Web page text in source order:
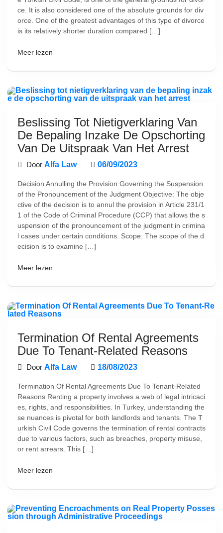
ce. It is also considered one of the absolute grounds for div
orce. One of the greatest advantages of this type of divorce
is its relatively shorter duration compared […]
Meer lezen
Beslissing Tot Nietigverklaring Van
De Bepaling Inzake De Opschorting
Van De Uitspraak Van Het Arrest
Door Alfa Law 06/09/2023
Decision Annulling the Provision Governing the Suspension
of the Pronouncement of the Judgment Objective: The obje
ctive of the decision is to annul the provision in Article 231/1
1 of the Code of Criminal Procedure (CCP) that allows the s
uspension of the pronouncement of the judgment in crimina
l cases under certain conditions. Scope: The scope of the d
ecision is to examine […]
Meer lezen
Termination Of Rental Agreements
Due To Tenant-Related Reasons
Door Alfa Law 18/08/2023
Termination Of Rental Agreements Due To Tenant-Related
Reasons Renting a property involves a web of legal intricaci
es, rights, and responsibilities. In Turkey, understanding the
se nuances is pivotal for both landlords and tenants. The T
urkish Civil Code governs the termination of rental contracts
due to various factors, such as breaches, property misuse,
or rent arrears. This […]
Meer lezen